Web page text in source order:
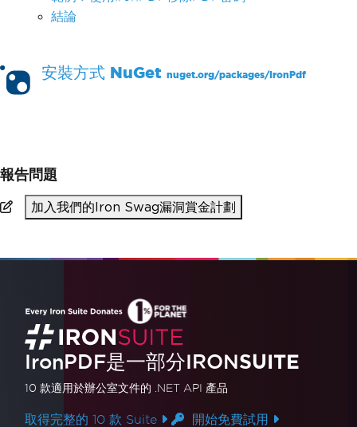
結論
安裝方式 NuGet nuget.org/packages/IronPdf
報告問題
加入我們的Iron Swag漏洞賞金計劃
IronPDF是一部分IRONSUITE
10 款適用於辦公室文件的 .NET API 產品
取得完整的 10 款 Suite 開始免費試用